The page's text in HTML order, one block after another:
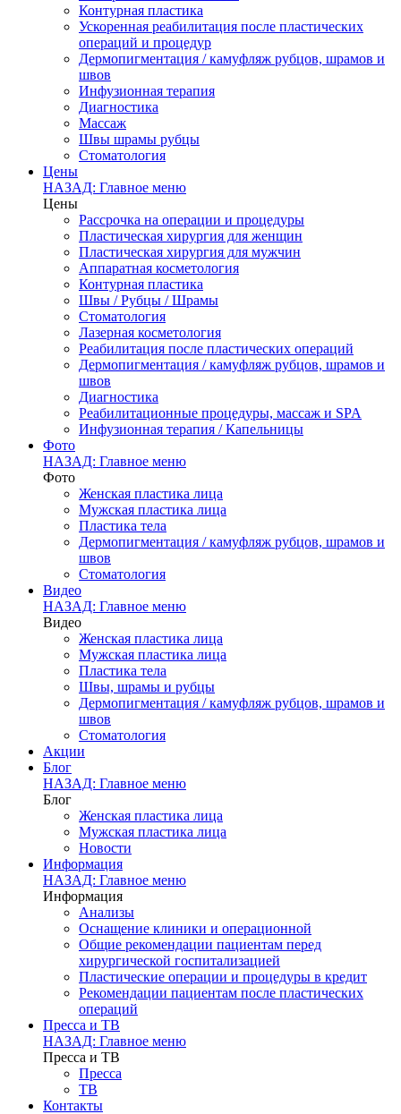
Контурная пластика
Ускоренная реабилитация после пластических
операций и процедур
Дермопигментация / камуфляж рубцов, шрамов и
швов
Инфузионная терапия
Диагностика
Массаж
Швы шрамы рубцы
Стоматология
Цены
НАЗАД: Главное меню
Цены
Рассрочка на операции и процедуры
Пластическая хирургия для женщин
Пластическая хирургия для мужчин
Аппаратная косметология
Контурная пластика
Швы / Рубцы / Шрамы
Стоматология
Лазерная косметология
Реабилитация после пластических операций
Дермопигментация / камуфляж рубцов, шрамов и
швов
Диагностика
Реабилитационные процедуры, массаж и SPA
Инфузионная терапия / Капельницы
Фото
НАЗАД: Главное меню
Фото
Женская пластика лица
Мужская пластика лица
Пластика тела
Дермопигментация / камуфляж рубцов, шрамов и
швов
Стоматология
Видео
НАЗАД: Главное меню
Видео
Женская пластика лица
Мужская пластика лица
Пластика тела
Швы, шрамы и рубцы
Дермопигментация / камуфляж рубцов, шрамов и
швов
Стоматология
Акции
Блог
НАЗАД: Главное меню
Блог
Женская пластика лица
Мужская пластика лица
Новости
Информация
НАЗАД: Главное меню
Информация
Анализы
Оснащение клиники и операционной
Общие рекомендации пациентам перед
хирургической госпитализацией
Пластические операции и процедуры в кредит
Рекомендации пациентам после пластических
операций
Пресса и ТВ
НАЗАД: Главное меню
Пресса и ТВ
Пресса
ТВ
Контакты